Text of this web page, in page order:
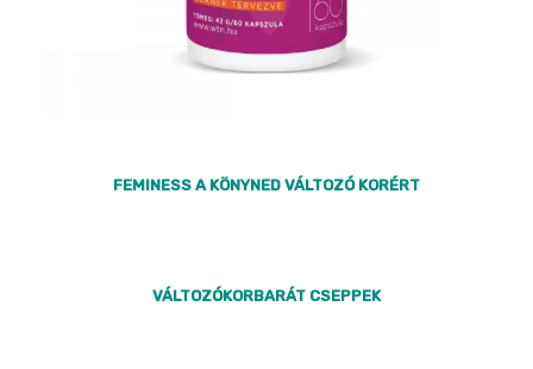
FEMINESS A KÖNYNED VÁLTOZÓ KORÉRT
VÁLTOZÓKORBARÁT CSEPPEK